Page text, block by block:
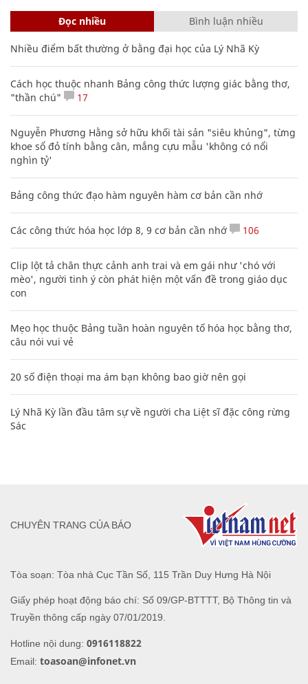
Đọc nhiều Bình luận nhiều
Nhiều điểm bất thường ở bằng đại học của Lý Nhã Kỳ
Cách học thuộc nhanh Bảng công thức lượng giác bằng thơ,
"thần chú"
17
Nguyễn Phương Hằng sở hữu khối tài sản "siêu khủng", từng
khoe sổ đỏ tính bằng cân, mắng cựu mẫu 'không có nổi
nghìn tỷ'
Bảng công thức đạo hàm nguyên hàm cơ bản cần nhớ
Các công thức hóa học lớp 8, 9 cơ bản cần nhớ 106
Clip lột tả chân thực cảnh anh trai và em gái như 'chó với
mèo', người tinh ý còn phát hiện một vấn đề trong giáo dục
con
Mẹo học thuộc Bảng tuần hoàn nguyên tố hóa học bằng thơ,
câu nói vui vẻ
20 số điện thoại ma ám bạn không bao giờ nên gọi
Lý Nhã Kỳ lần đầu tâm sự về người cha Liệt sĩ đặc công rừng
Sác
Tòa soạn: Tòa nhà Cục Tần Số, 115 Trần Duy Hưng Hà Nội
Giấy phép hoạt động báo chí: Số 09/GP-BTTTT, Bộ Thông tin và
Truyền thông cấp ngày 07/01/2019.
Hotline nội dung: 0916118822
Email: toasoan@infonet.vn
CHUYÊN TRANG CỦA BÁO